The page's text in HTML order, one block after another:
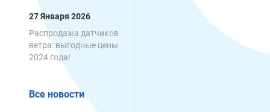
Все новости
27 Января 2026
Распродажа датчиков
ветра: выгодные цены
2024 года!